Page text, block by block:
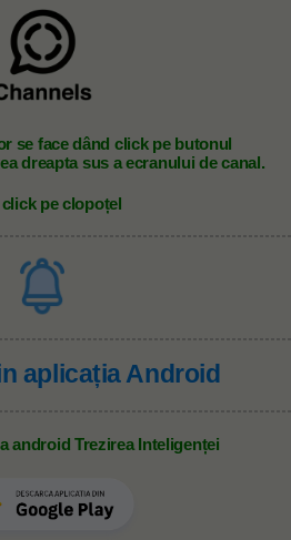
se face dând click pe butonul
dreapta sus a ecranului de canal.
pe clopoțel
aplicația Android
android Trezirea Inteligenței